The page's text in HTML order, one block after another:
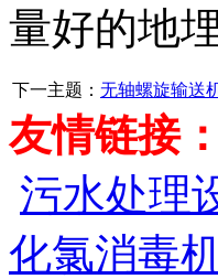
量好的地
下一主题： 无轴螺旋输送
友情链接：
污水处理
化氯消毒